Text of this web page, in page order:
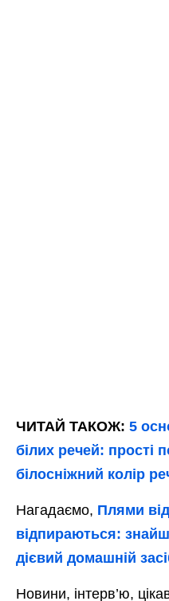
ЧИТАЙ ТАКОЖ: 5
білих речей: прості
білосніжний колір
Нагадаємо, Плями від
відпираються:
дієвий домашній
Новини, інтерв’ю,